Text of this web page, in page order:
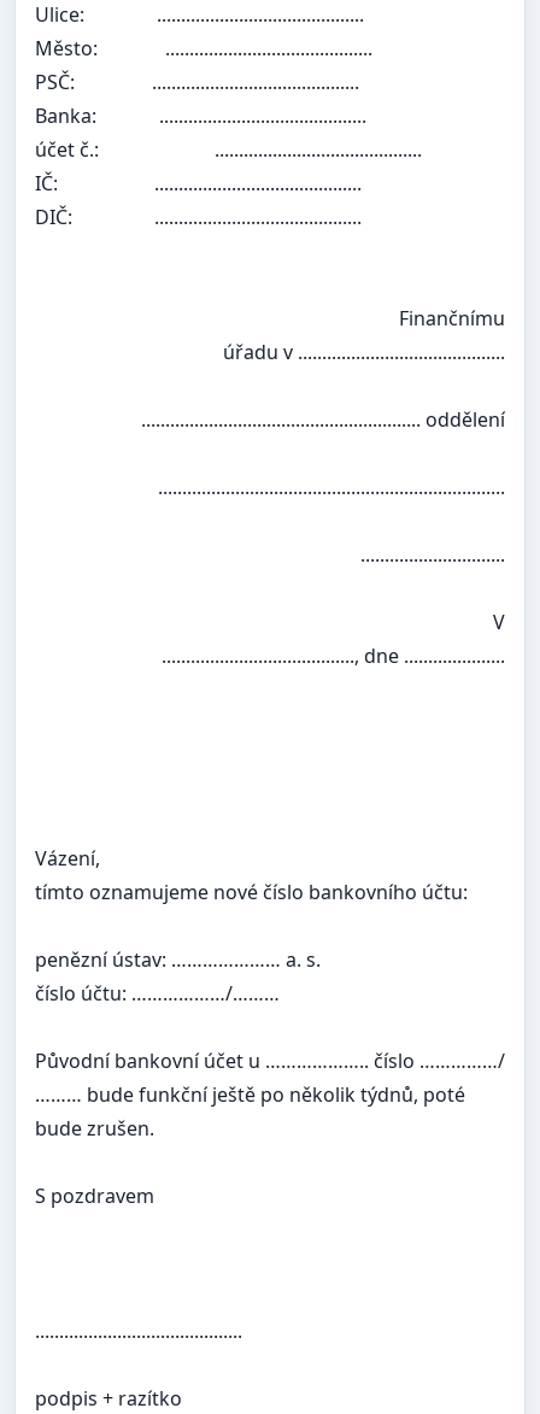
Ulice: ...........................................
Město: ...........................................
PSČ: ...........................................
Banka: ...........................................
účet č.: ...........................................
IČ: ...........................................
DIČ: ...........................................
Finančnímu
úřadu v ...........................................
.......................................................... oddělení
........................................................................
..............................
V
........................................, dne .....................
Vázení,
tímto oznamujeme nové číslo bankovního účtu:
penězní ústav: ………………… a. s.
číslo účtu: ………………/………
Původní bankovní účet u ……………….. číslo ……………/
……… bude funkční ještě po několik týdnů, poté
bude zrušen.
S pozdravem
...........................................
podpis + razítko